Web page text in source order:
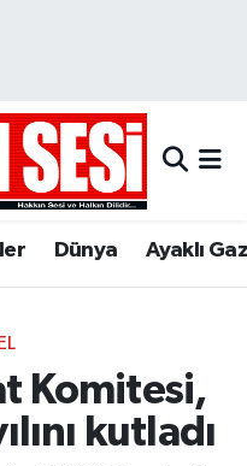
Dünya Ayaklı
Komitesi,
kutladı